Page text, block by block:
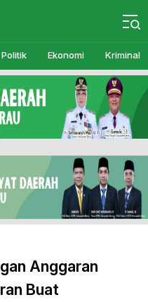
Politik Ekonomi Kriminal
Anggaran
Buat